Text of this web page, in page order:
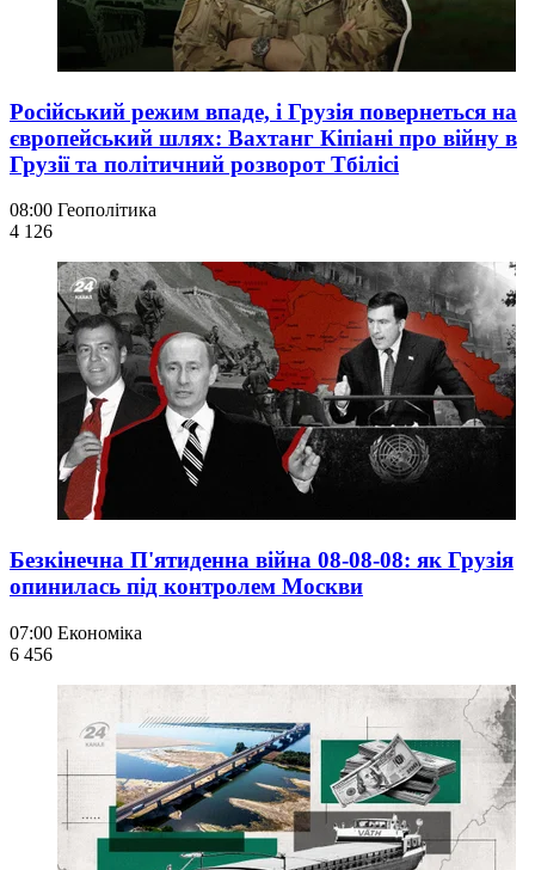
Російський режим впаде, і Грузія повернеться на
європейський шлях: Вахтанг Кіпіані про війну в
Грузії та політичний розворот Тбілісі
08:00 Геополітика
4 126
Безкінечна П'ятиденна війна 08-08-08: як Грузія
опинилась під контролем Москви
07:00 Економіка
6 456